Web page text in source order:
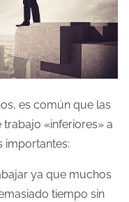
es común que las
«inferiores» a
importantes:
ya que muchos
tiempo sin